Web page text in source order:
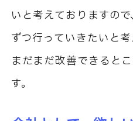
いと考えておりますの
ずつ行っていきたいと考
まだまだ改善できると
す。